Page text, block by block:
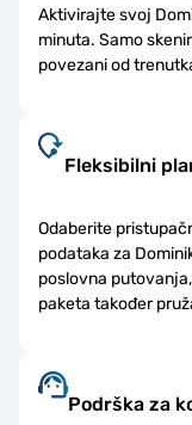
Aktivirajte svoj
minuta. Samo
povezani od
Fleksibilni
Odaberite
podataka za
poslovna
paketa također
Podrška za